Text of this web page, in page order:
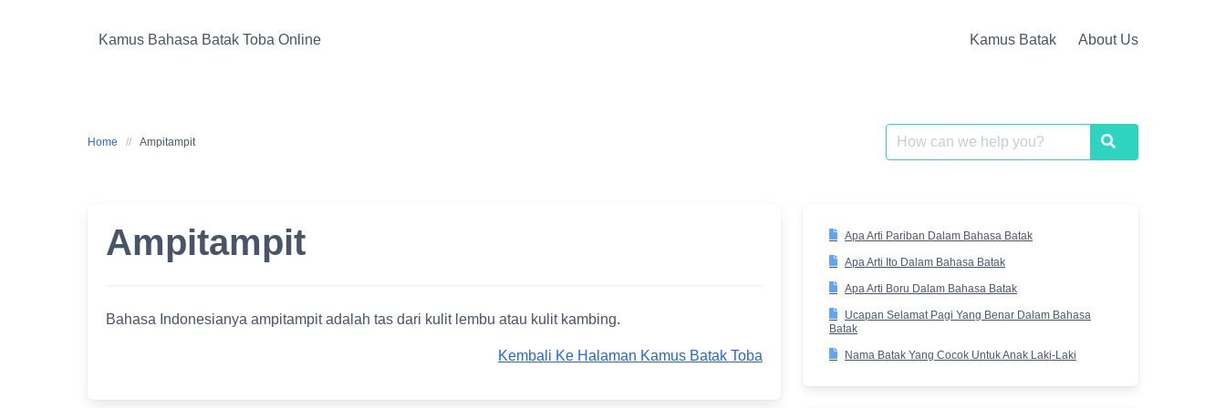
Kamus Bahasa Batak Toba Online Kamus Batak About Us
Home Ampitampit
Search
for:
Search
Apa Arti Pariban Dalam Bahasa Batak
Apa Arti Ito Dalam Bahasa Batak
Apa Arti Boru Dalam Bahasa Batak
Ucapan Selamat Pagi Yang Benar Dalam Bahasa
Batak
Nama Batak Yang Cocok Untuk Anak Laki-Laki
Ampitampit
Bahasa Indonesianya ampitampit adalah tas dari kulit lembu atau kulit kambing.
Kembali Ke Halaman Kamus Batak Toba